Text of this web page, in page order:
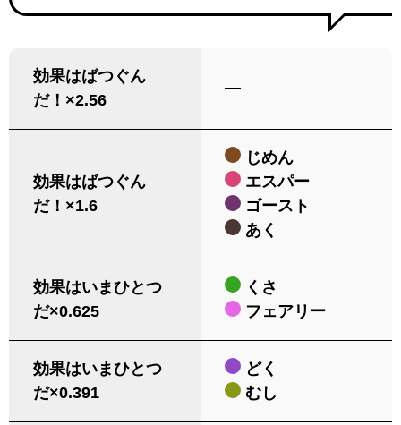
効果はばつぐん
だ！×2.56
―
効果はばつぐん
だ！×1.6
じめん
エスパー
ゴースト
あく
効果はいまひとつ
だ×0.625
くさ
フェアリー
効果はいまひとつ
だ×0.391
どく
むし